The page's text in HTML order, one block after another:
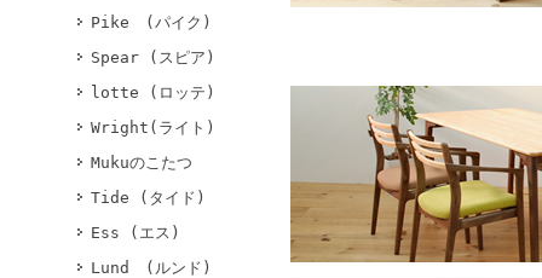
Pike (パイク)
Spear (スピア)
lotte (ロッテ)
Wright(ライト)
Mukuのこたつ
Tide (タイド)
Ess (エス)
Lund (ルンド)